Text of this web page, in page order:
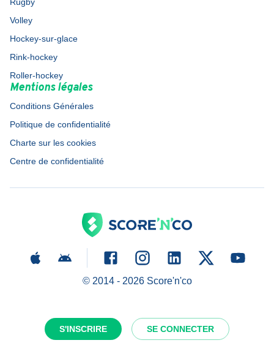
S'INSCRIRE SE CONNECTER
Volley
Hockey-sur-glace
Rink-hockey
Roller-hockey
Mentions légales
Conditions Générales
Politique de confidentialité
Charte sur les cookies
Centre de confidentialité
© 2014 - 2026Score'n'co